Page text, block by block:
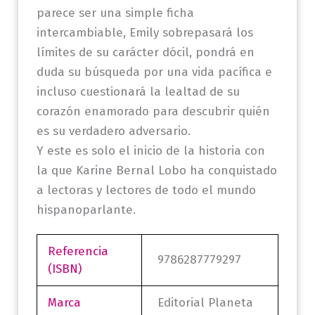
parece ser una simple ficha
intercambiable, Emily sobrepasará los
límites de su carácter dócil, pondrá en
duda su búsqueda por una vida pacífica e
incluso cuestionará la lealtad de su
corazón enamorado para descubrir quién
es su verdadero adversario.
Y este es solo el inicio de la historia con
la que Karine Bernal Lobo ha conquistado
a lectoras y lectores de todo el mundo
hispanoparlante.
Referencia
(ISBN)
9786287779297
Marca Editorial Planeta